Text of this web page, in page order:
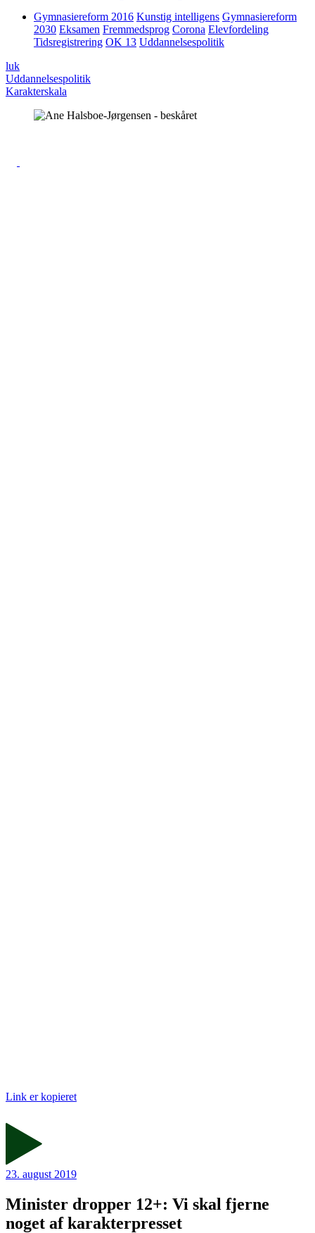
Gymnasiereform 2016 Kunstig intelligens Gymnasiereform
2030 Eksamen Fremmedsprog Corona Elevfordeling
Tidsregistrering OK 13 Uddannelsespolitik
luk
Uddannelsespolitik
Karakterskala
Link er kopieret
23. august 2019
Minister dropper 12+: Vi skal fjerne
noget af karakterpresset